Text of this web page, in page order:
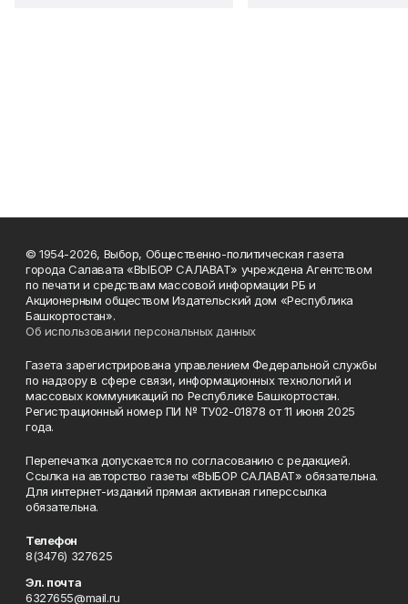
© 1954-2026, Выбор, Общественно-политическая газета
города Салавата «ВЫБОР САЛАВАТ» учреждена Агентством
по печати и средствам массовой информации РБ и
Акционерным обществом Издательский дом «Республика
Башкортостан».
Об использовании персональных данных
Газета зарегистрирована управлением Федеральной службы
по надзору в сфере связи, информационных технологий и
массовых коммуникаций по Республике Башкортостан.
Регистрационный номер ПИ № ТУ02-01878 от 11 июня 2025
года.
Перепечатка допускается по согласованию с редакцией.
Ссылка на авторство газеты «ВЫБОР САЛАВАТ» обязательна.
Для интернет-изданий прямая активная гиперссылка
обязательна.
Телефон
8(3476) 327625
Эл. почта
6327655@mail.ru